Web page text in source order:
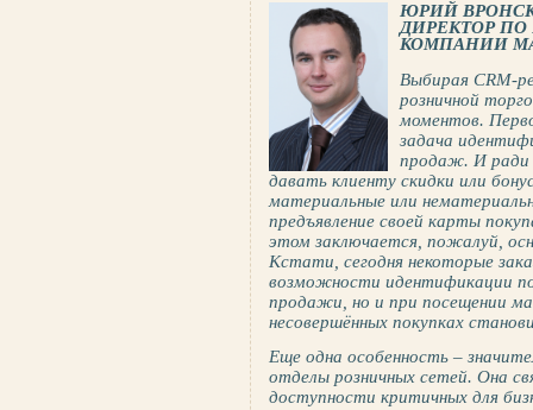
ЮРИЙ
ДИРЕКТОР
КОМПАНИИ
Выбирая CRM-
розничной
моментов.
задача
продаж. И ради
давать клиенту скидки или
материальные или
предъявление своей карты
этом заключается, пожалуй,
Кстати, сегодня некоторые
возможности идентификации
продажи, но и при посещении
несовершённых покупках
Еще одна особенность –
отделы розничных сетей. Она
доступности критичных для